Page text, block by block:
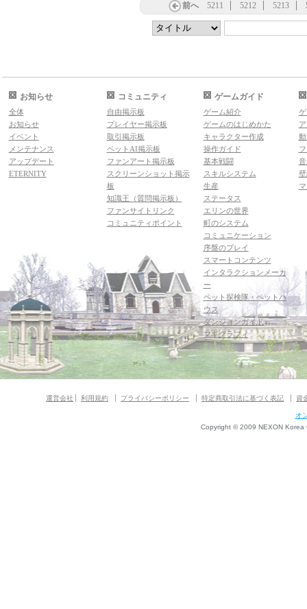
前へ 5211 5212 5213
お知らせ
全体
お知らせ
イベント
メンテナンス
アップデート
ETERNITY
コミュニティ
自由掲示板
プレイヤー掲示板
取引掲示板
ペットAI掲示板
ファンアート掲示板
スクリーンショット掲示
板
知識王（質問掲示板）
ファンサイトリンク
コミュニティポイント
ゲームガイド
ゲーム紹介
ゲームのはじめかた
キャラクター作成
操作ガイド
基本戦闘
スキルシステム
生産
ステータス
エリンの世界
町のシステム
コミュニケーション
序盤のプレイ
スマートコンテンツ
インタラクションメーカ
ー
ペット探検隊・ペットハ
ウス
ダンジョンガイド
マギグラフィ
運営会社 利用規約 プライバシーポリシー 特定商取引法に基づく表記 資
オ
Copyright © 2009 NEXON Korea